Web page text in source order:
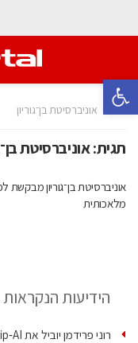
פתח סרגל נגישות
בית אוניברסיטת בן־גוריון
תגית:אוניברסיטת
אוניברסיטת בן־גוריון מבקשת
מלאכותית
הידיעות הנקראות
רוני פרידמן יוביל את Chip‑AI באפל; טל ענבר ינהל את…